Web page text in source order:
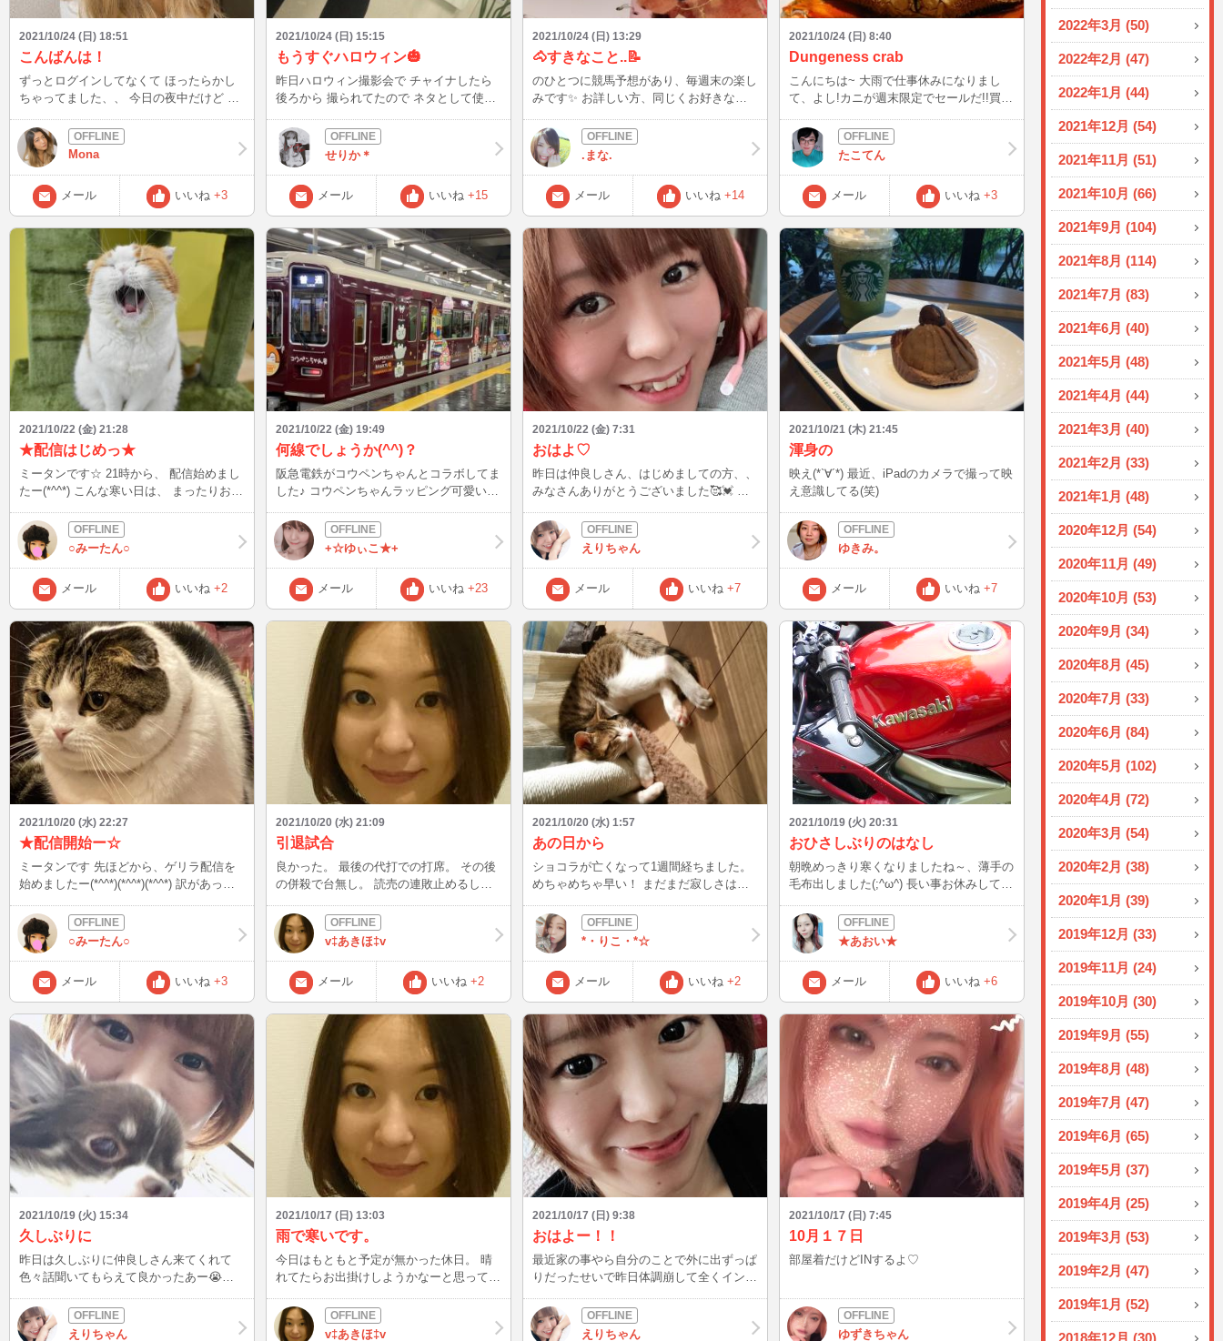
2022年3月 (50)
2022年2月 (47)
2022年1月 (44)
2021年12月 (54)
2021年11月 (51)
2021年10月 (66)
2021年9月 (104)
2021年8月 (114)
2021年7月 (83)
2021年6月 (40)
2021年5月 (48)
2021年4月 (44)
2021年3月 (40)
2021年2月 (33)
2021年1月 (48)
2020年12月 (54)
2020年11月 (49)
2020年10月 (53)
2020年9月 (34)
2020年8月 (45)
2020年7月 (33)
2020年6月 (84)
2020年5月 (102)
2020年4月 (72)
2020年3月 (54)
2020年2月 (38)
2020年1月 (39)
2019年12月 (33)
2019年11月 (24)
2019年10月 (30)
2019年9月 (55)
2019年8月 (48)
2019年7月 (47)
2019年6月 (65)
2019年5月 (37)
2019年4月 (25)
2019年3月 (53)
2019年2月 (47)
2019年1月 (52)
2018年12月 (30)
2021/10/24 (日) 18:51
こんばんは！
ずっとログインしてなくて ほったらかし
ちゃってました、、 今日の夜中だけど イ
ミング合いそうな人いたら お話ししよ〜(*
´-`)/ 待ち合わせはメッセージで！！
Mona
メール いいね +3
2021/10/24 (日) 15:15
もうすぐハロウィン🎃
昨日ハロウィン撮影会で チャイナしたら
後ろから 撮られてたので ネタとして使っ
菓子も沢山食べられる← ASAMで話題に
なったお菓子も 頂いたから楽しみっ！ 当
日にもぐもぐしよっと(*´∀｀*)
せりか＊
メール いいね +15
2021/10/24 (日) 13:29
🐴すきなこと..📝
のひとつに競馬予想があり、毎週末の楽し
みです✨ お詳しい方、同じくお好きな方
˖°） 競馬場が開催されている時期は、 パ
ドックを近くで見れたり有名人が来たり
馬女スポットなる女性専用ブースで ちょ
っと優雅に応援したり ワイワイ過ごすの
が楽しいですね。 またそんな楽しみ方が
できるようになればな…😊 （このご時世
ではネット競馬が便利ですが、 最近は
エア馬券で応援スタイルです。笑） コロ
ナも落ち着いてきて、 外でのお仕事も復
活してきそうです🎉 インフルエンザのワ
クチンが 不足しているようですが、 うま
く予防しながら生活できるといいですね💡
*。
.まな.
メール いいね +14
2021/10/24 (日) 8:40
Dungeness crab
こんにちは~ 大雨で仕事休みになりまし
て、よし!カニが週末限定でセールだ!!買い
う間に おいしくいただきました。 これで
無事に年越せそうです、ってほど肉厚でし
た。まだ10月ですけど笑 皆様はなにかい
いことありました? それではまた
たこてん
メール いいね +3
2021/10/22 (金) 21:28
★配信はじめっ★
ミータンです☆ 21時から、 配信始めまし
たー(*^^*) こんな寒い日は、 まったりお話
○みーたん○
メール いいね +2
2021/10/22 (金) 19:49
何線でしょうか(^^)？
阪急電鉄がコウペンちゃんとコラボしてま
した♪ コウペンちゃんラッピング可愛い～
みたいです♪ 写真は何路線か、わかります
か(･ω･)？+☆ゆぃこ★+
メール いいね +23
2021/10/22 (金) 7:31
おはよ♡
昨日は仲良しさん、はじめましての方、、
みなさんありがとうございました🥰💓 な
ールくれてすれ違いになってる仲良しさん
もすみません😭💦 今日はまとまって入れ
る気がするー🙋‍♀️✨ また良かったら遊びに
えりちゃん
メール いいね +7
2021/10/21 (木) 21:45
渾身の
映え(*`∀´*) 最近、iPadのカメラで撮って映
え意識してる(笑)
ゆきみ。
メール いいね +7
2021/10/20 (水) 22:27
★配信開始ー☆
ミータンです 先ほどから、ゲリラ配信を
始めましたー(*^^*)(*^^*)(*^^*) 訳があっ
○みーたん○
メール いいね +3
2021/10/20 (水) 21:09
引退試合
良かった。 最後の代打での打席。 その後
の併殺で台無し。 読売の連敗止めるし、
にしとけよ。 オレンジ見るだけで気分悪
いわ。
v‡あきほ‡v
メール いいね +2
2021/10/20 (水) 1:57
あの日から
ショコラが亡くなって1週間経ちました。
めちゃめちゃ早い！ まだまだ寂しさはあ
時が あります。 匂いだったり、気配、そ
れから ショコラはよくイビキかいてたの
ですが 娘がイビキを聞いたと。 私のイビ
キだと思ったみたいですが 静かに寝てた
らしい笑 それから、私達が出掛けてて 帰
ってくると物凄い荒れ様^^; ショコちゃん
が来てて一緒に遊んでた のかなー？って
勝手に思ってます(^^) さてさて、今週の金
曜日辺りから また待機しようと思ってま
す。 タイミング合う方はよかったら お話
しましょう♪
*・りこ・*☆
メール いいね +2
2021/10/19 (火) 20:31
おひさしぶりのはなし
朝晩めっきり寒くなりましたね～、薄手の
毛布出しました(;^ω^) 長い事お休みして、
日・月曜がめちゃくちゃ忙しかったので、
今日から復帰の予定だったのですが 休み
過ぎて、イヤフォンマイクがことごとく充
電切れ起こしてました(笑) （有線を先日壊
してしまったのです、、、、） 明日から
よろしくです！！
★あおい★
メール いいね +6
2021/10/19 (火) 15:34
久しぶりに
昨日は久しぶりに仲良しさん来てくれて
色々話聞いてもらえて良かったあー😭😭
ログも書いてなかったりINしてなかったり
で心配してくれてたみたい💦ご心配お掛け
えりちゃん
2021/10/17 (日) 13:03
雨で寒いです。
今日はもともと予定が無かった休日。 晴
れてたらお出掛けしようかなーと思ってた
は行こうか悩んでゴロゴロ。 通ってるジ
ムは休日は意識高い層と、おばちゃん仲間
v‡あきほ‡v
2021/10/17 (日) 9:38
おはよー！！
最近家の事やら自分のことで外に出ずっぱ
りだったせいで昨日体調崩して全くイン出
し体調もなんとなくいいかなー？なので10
時30分頃からINします👍💕 良ければ久し
えりちゃん
2021/10/17 (日) 7:45
10月１７日
部屋着だけどINするよ♡
ゆずきちゃん